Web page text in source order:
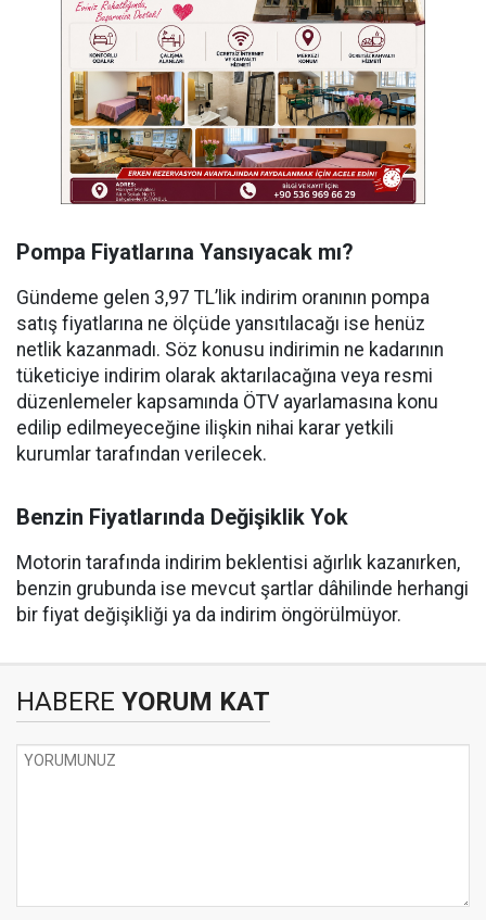
Pompa Fiyatlarına Yansıyacak mı?
Gündeme gelen 3,97 TL’lik indirim oranının pompa
satış fiyatlarına ne ölçüde yansıtılacağı ise henüz
netlik kazanmadı. Söz konusu indirimin ne kadarının
tüketiciye indirim olarak aktarılacağına veya resmi
düzenlemeler kapsamında ÖTV ayarlamasına konu
edilip edilmeyeceğine ilişkin nihai karar yetkili
kurumlar tarafından verilecek.
Benzin Fiyatlarında Değişiklik Yok
Motorin tarafında indirim beklentisi ağırlık kazanırken,
benzin grubunda ise mevcut şartlar dâhilinde herhangi
bir fiyat değişikliği ya da indirim öngörülmüyor.
HABERE YORUM KAT